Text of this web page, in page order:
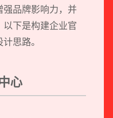
强品牌影响力，并
以下是构建企业官
思路。
心